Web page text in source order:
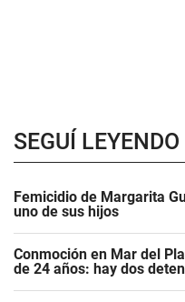
SEGUÍ LEYENDO
Femicidio de Margarita
uno de sus hijos
Conmoción en Mar del
de 24 años: hay dos